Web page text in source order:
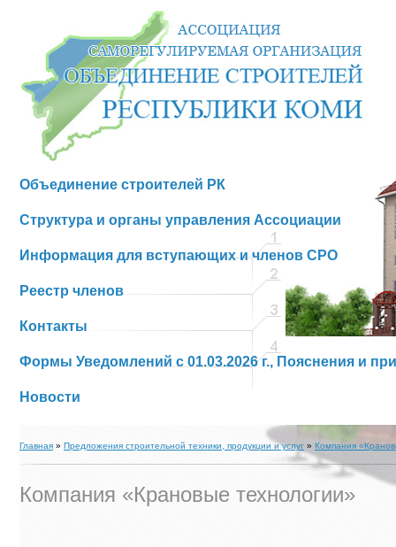
Объединение строителей РК
Структура и органы управления Ассоциации
Информация для вступающих и членов СРО
Реестр членов
Контакты
Формы Уведомлений с 01.03.2026 г., Пояснения и
Новости
Главная » Предложения строительной техники, продукции и услуг » Компания
Компания «Крановые технологии»